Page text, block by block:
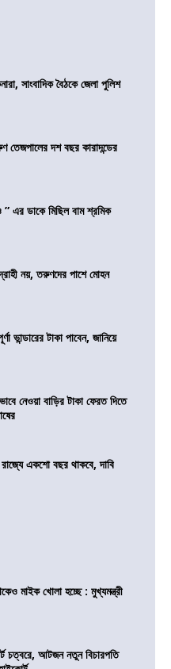
সাংবাদিক বৈঠকে জেলা পুলিশ
তেজপালের দশ বছর কারাদন্ডের
এর ডাকে মিছিল বাম শ্রমিক
নয়, তরুণদের পাশে মোহন
ভান্ডারের টাকা পাবেন, জানিয়ে
নেওয়া বাড়ির টাকা ফেরত দিতে
একশো বছর থাকবে, দাবি
মাইক খোলা হচ্ছে : মুখ্যমন্ত্রী
চত্বরে, আটজন নতুন বিচারপতি